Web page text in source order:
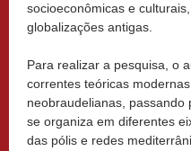
socioeconômicas e
globalizações antigas.
Para realizar a pesquisa, o
correntes teóricas
neobraudelianas,
se organiza em diferentes
das pólis e redes